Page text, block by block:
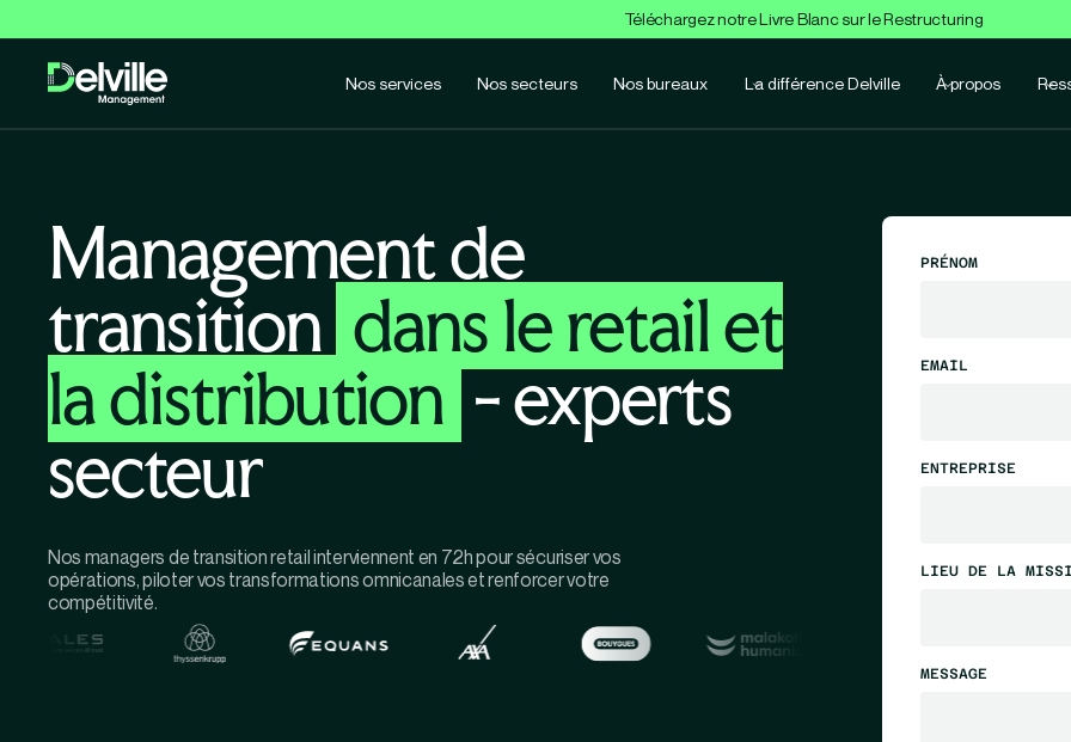
Téléchargez notre Livre Blanc sur le Restructuring
Nos services Nos secteurs Nos bureaux La différence Delville À propos
Management de
transition dans le retail et
la distribution - experts
secteur
Nos managers de transition retail interviennent en 72h pour sécuriser vos
opérations, piloter vos transformations omnicanales et renforcer votre
compétitivité.
PRÉNOM
EMAIL
ENTREPRISE
LIEU DE LA
MESSAGE